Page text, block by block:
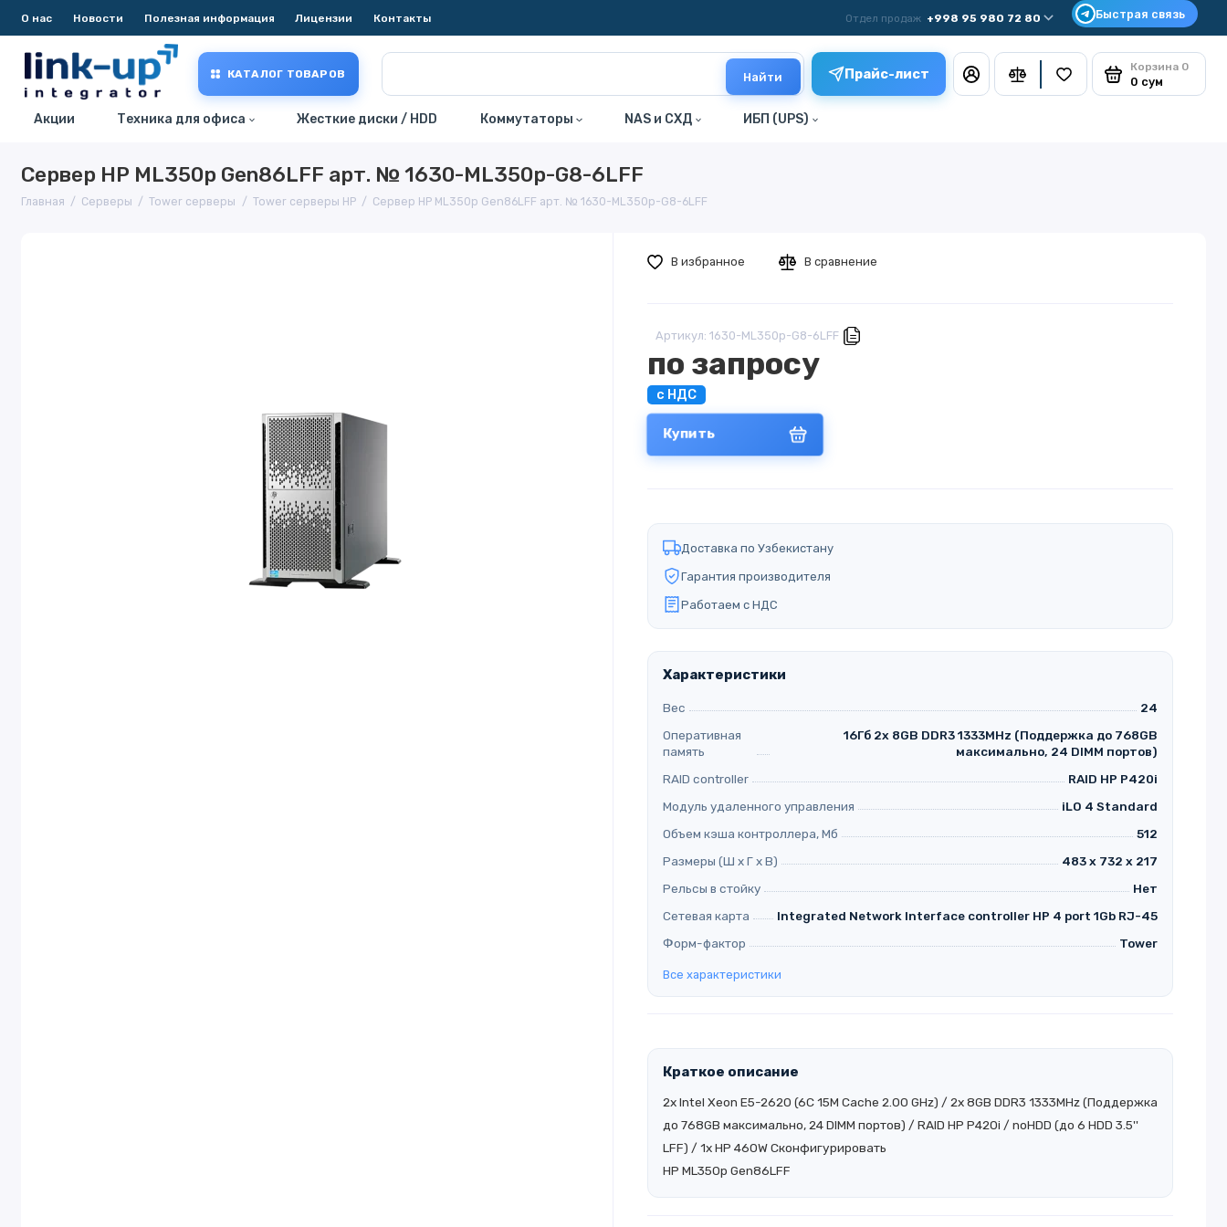
О нас Новости Полезная информация Лицензии Контакты Отдел продаж +998 95 980 72 80
КАТАЛОГ ТОВАРОВ Найти Прайс-лист Корзина 0
0 сум
Акции Техника для офиса Жесткие диски / HDD Коммутаторы NAS и СХД ИБП (UPS)
Сервер HP ML350p Gen86LFF арт. № 1630-ML350p-G8-6LFF
Главная Серверы Tower серверы Tower серверы HP Сервер HP ML350p Gen86LFF арт. № 1630-ML350p-G8-6LFF
Артикул: 1630-ML350p-G8-6LFF
по запросу
с НДС
Купить
Доставка по Узбекистану
Гарантия производителя
Работаем с НДС
В избранное В сравнение
Характеристики
Вес
24
Оперативная
память
16Гб 2x 8GB DDR3 1333MHz (Поддержка до 768GB
максимально, 24 DIMM портов)
RAID controller
RAID HP P420i
Модуль удаленного управления
iLO 4 Standard
Объем кэша контроллера, Мб
512
Размеры (Ш х Г х В)
483 x 732 x 217
Рельсы в стойку
Нет
Сетевая карта
Integrated Network Interface controller HP 4 port 1Gb RJ-45
Форм-фактор
Tower
Все характеристики
Краткое описание
2x Intel Xeon E5-2620 (6C 15M Cache 2.00 GHz) / 2x 8GB DDR3 1333MHz (Поддержка
до 768GB максимально, 24 DIMM портов) / RAID HP P420i / noHDD (до 6 HDD 3.5''
LFF) / 1x HP 460WСконфигурировать
HP ML350p Gen86LFF